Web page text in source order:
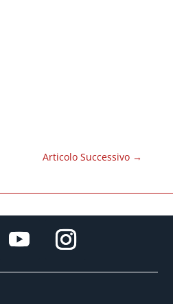
Articolo Successivo →